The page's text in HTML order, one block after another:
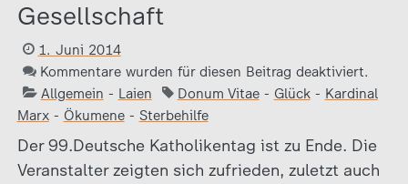
Gesellschaft
1. Juni 2014
Kommentare wurden für diesen Beitrag deaktiviert.
Allgemein - Laien Donum Vitae- Glück- Kardinal
Marx- Ökumene- Sterbehilfe
Der 99.Deutsche Katholikentag ist zu Ende. Die
Veranstalter zeigten sich zufrieden, zuletzt auch